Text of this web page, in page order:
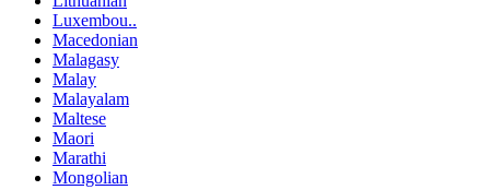
Luxembou..
Macedonian
Malagasy
Malay
Malayalam
Maltese
Maori
Marathi
Mongolian